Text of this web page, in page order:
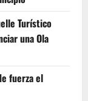
Turístico
una Ola
fuerza el